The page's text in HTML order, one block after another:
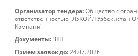
Организатор тендера: Общество с
ответственностью "ЛУКОЙЛ Узбекистан
Компани"
Документы: ЗКП
Прием заявок до: 24.07.2026